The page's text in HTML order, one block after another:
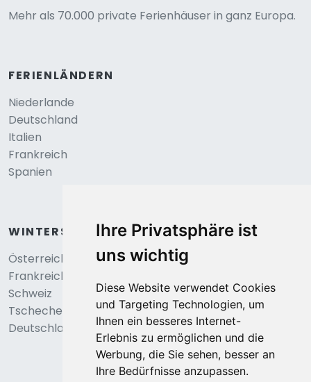
Ihre Privatsphäre ist
uns wichtig
Diese Website verwendet Cookies
und Targeting Technologien, um
Ihnen ein besseres Internet-
Erlebnis zu ermöglichen und die
Werbung, die Sie sehen, besser an
Ihre Bedürfnisse anzupassen.
Mehr als 70.000 private Ferienhäuser in ganz Europa.
FERIENLÄNDERN
Niederlande
Deutschland
Italien
Frankreich
Spanien
WINTERSPORT
Österreich
Frankreich
Schweiz
Tschechei
Deutschland